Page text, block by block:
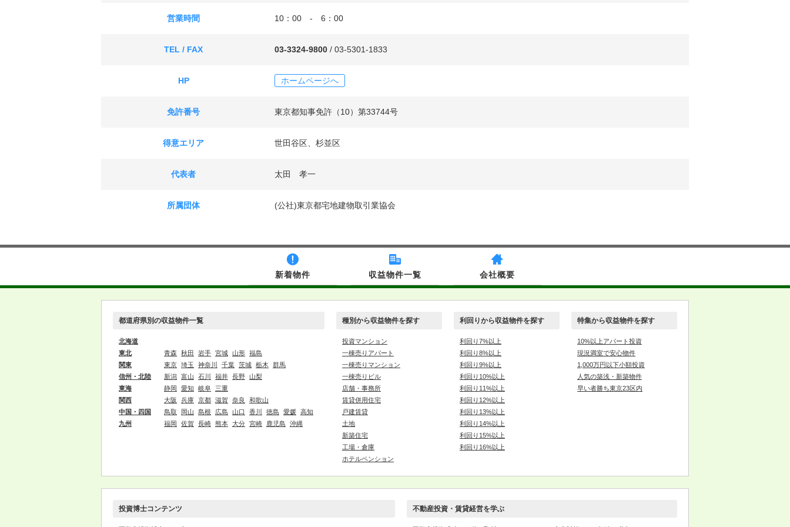
営業時間 10：00 - 6：00
TEL / FAX 03-3324-9800 / 03-5301-1833
HP ホームページへ
免許番号 東京都知事免許（10）第33744号
得意エリア 世田谷区、杉並区
代表者 太田 孝一
所属団体 (公社)東京都宅地建物取引業協会
新着物件 収益物件一覧 会社概要
都道府県別の収益物件一覧
北海道
東北
青森 秋田 岩手 宮城 山形 福島
関東
東京 埼玉 神奈川 千葉 茨城 栃木
群馬
信州・北陸
新潟 富山 石川 福井 長野
山梨
東海
静岡 愛知 岐阜
三重
関西
大阪 兵庫 京都 滋賀 奈良
和歌山
中国・四国
鳥取 岡山 島根 広島 山口 香川 徳島 愛媛 高知
九州
福岡 佐賀 長崎 熊本 大分 宮崎 鹿児島 沖縄
種別から収益物件を探す
投資マンション
一棟売りアパート
一棟売りマンション
一棟売りビル
店舗・事務所
賃貸併用住宅
戸建賃貸
土地
新築住宅
工場・倉庫
ホテルペンション
利回りから収益物件を探す
利回り7%以上
利回り8%以上
利回り9%以上
利回り10%以上
利回り11%以上
利回り12%以上
利回り13%以上
利回り14%以上
利回り15%以上
利回り16%以上
特集から収益物件を探す
10%以上アパート投資
現況満室で安心物件
1,000万円以下小額投資
人気の築浅・新築物件
早い者勝ち東京23区内
投資博士コンテンツ 不動産投資・賃貸経営を学ぶ